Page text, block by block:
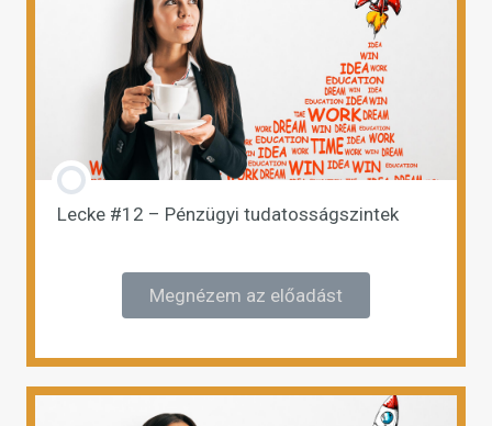
Lecke #12 – Pénzügyi tudatosságszintek
Megnézem az előadást